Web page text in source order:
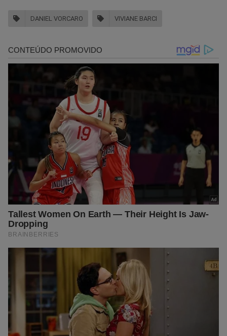
DANIEL VORCARO VIVIANE BARCI